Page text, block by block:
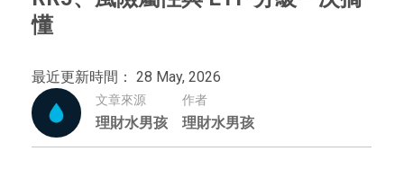
懂
最近更新時間： 28 May, 2026
文章來源
理財水男孩
作者
理財水男孩